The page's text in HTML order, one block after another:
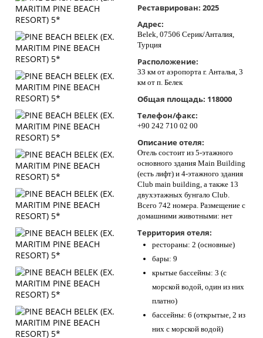
Реставрирован: 2025
Адрес:
Belek, 07506 Серик/Анталия,
Турция
Расположение:
33 км от аэропорта г. Анталья, 3
км от п. Белек
Общая площадь: 118000
Телефон/факс:
+90 242 710 02 00
Описание отеля:
Отель состоит из 5-этажного
основного здания Main Building
(есть лифт) и 4-этажного здания
Club main building, а также 13
двухэтажных бунгало Club.
Всего 742 номера. Размещение с
домашними животными: нет
Территория отеля:
рестораны: 2 (основные)
бары: 9
крытые бассейны: 3 (с
морской водой, один из них
платно)
бассейны: 6 (открытые, 2 из
них с морской водой)